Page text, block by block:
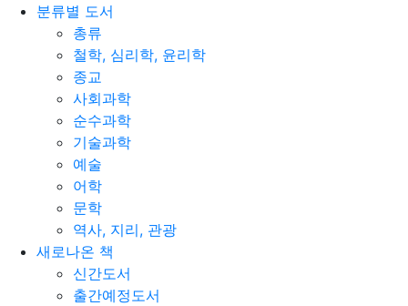
분류별 도서
총류
철학, 심리학, 윤리학
종교
사회과학
순수과학
기술과학
예술
어학
문학
역사, 지리, 관광
새로나온 책
신간도서
출간예정도서